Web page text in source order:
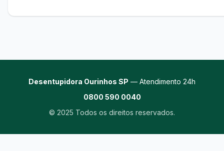
Desentupidora Ourinhos SP — Atendimento 24h
0800 590 0040
© 2025 Todos os direitos reservados.